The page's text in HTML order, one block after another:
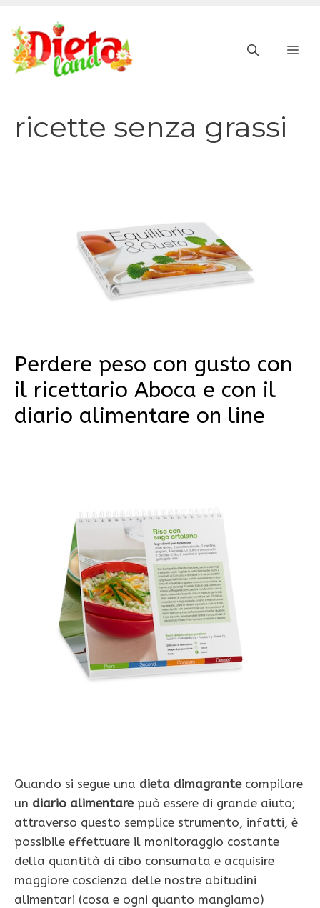
contenuto
ricette senza grassi
Perdere peso con gusto con
il ricettario Aboca e con il
diario alimentare on line
Quando si segue una dieta dimagrantecompilare
un diario alimentarepuò essere di grande aiuto;
attraverso questo semplice strumento, infatti, è
possibile effettuare il monitoraggio costante
della quantità di cibo consumata e acquisire
maggiore coscienza delle nostre abitudini
alimentari (cosa e ogni quanto mangiamo)